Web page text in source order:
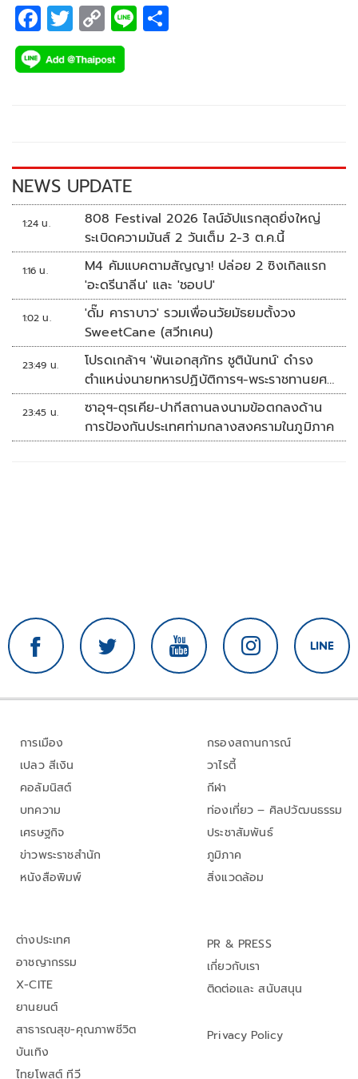
F
ac
e
k
T
wi
tt
C
o
p
k
Li
NEWS UPDATE
1:24 น.
808 Festival 2026 ไลน์อัปแรกสุดยิ่งใหญ่
ระเบิดความมันส์ 2 วันเต็ม 2-3 ต.ค.นี้
1:16 น.
M4 คัมแบคตามสัญญา! ปล่อย 2 ซิงเกิลแรก
'อะดรีนาลีน' และ 'ชอบU'
1:02 น.
'ดั๊ม คาราบาว' รวมเพื่อนวัยมัธยมตั้งวง
SweetCane (สวีทเคน)
23:49 น.
โปรดเกล้าฯ 'พันเอกสุภัทร ชูตินันทน์' ดำรง
ตำแหน่งนายทหารปฏิบัติการฯ-พระราชทานยศ
'พลตรี'
23:45 น.
ซาอุฯ-ตุรเคีย-ปากีสถานลงนามข้อตกลงด้าน
การป้องกันประเทศท่ามกลางสงครามในภูมิภาค
การเมือง
เปลว สีเงิน
คอลัมนิสต์
บทความ
เศรษฐกิจ
ข่าวพระราชสำนัก
หนังสือพิมพ์
กรองสถานการณ์
วาไรตี้
กีฬา
ท่องเที่ยว – ศิลปวัฒนธรรม
ประชาสัมพันธ์
ภูมิภาค
สิ่งแวดล้อม
ต่างประเทศ
อาชญากรรม
X-CITE
ยานยนต์
สาธารณสุข-คุณภาพชีวิต
บันเทิง
ไทยโพสต์ ทีวี
PR & PRESS
เกี่ยวกับเรา
ติดต่อและ สนับสนุน
Privacy Policy